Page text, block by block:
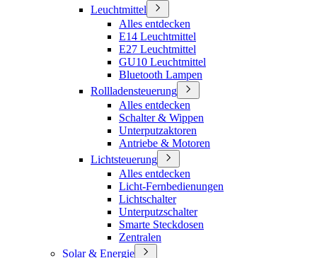
Leuchtmittel
Alles entdecken
E14 Leuchtmittel
E27 Leuchtmittel
GU10 Leuchtmittel
Bluetooth Lampen
Rollladensteuerung
Alles entdecken
Schalter & Wippen
Unterputzaktoren
Antriebe & Motoren
Lichtsteuerung
Alles entdecken
Licht-Fernbedienungen
Lichtschalter
Unterputzschalter
Smarte Steckdosen
Zentralen
Solar & Energie